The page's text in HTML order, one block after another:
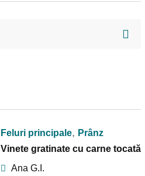
Feluri principale, Prânz
Vinete gratinate cu carne tocată
Ana G.I.